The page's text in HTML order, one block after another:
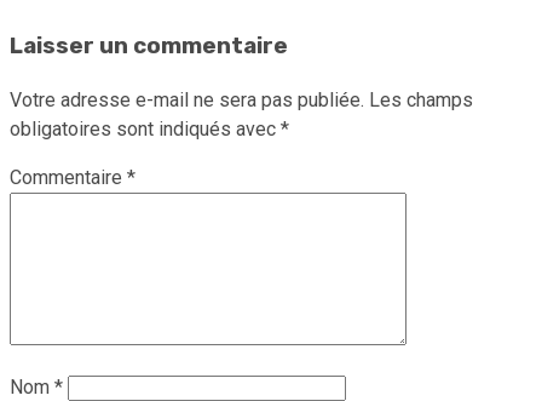
Laisser un commentaire
Votre adresse e-mail ne sera pas publiée. Les champs
obligatoires sont indiqués avec *
Commentaire *
Nom *